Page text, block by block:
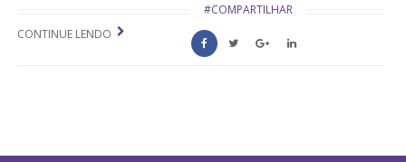
CONTINUE LENDO
#COMPARTILHAR